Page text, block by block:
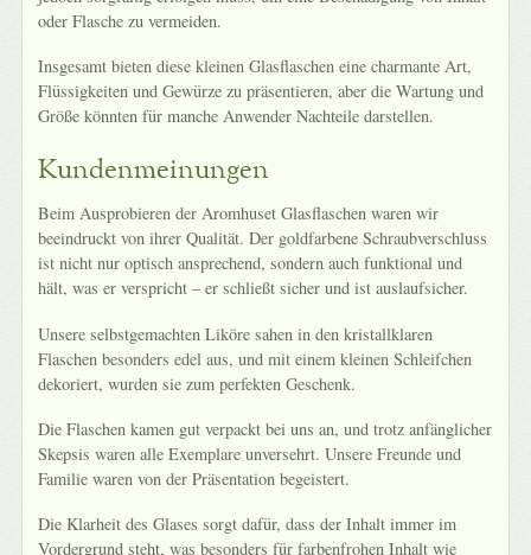
oder Flasche zu vermeiden.
Insgesamt bieten diese kleinen Glasflaschen eine charmante Art,
Flüssigkeiten und Gewürze zu präsentieren, aber die Wartung und
Größe könnten für manche Anwender Nachteile darstellen.
Kundenmeinungen
Beim Ausprobieren der Aromhuset Glasflaschen waren wir
beeindruckt von ihrer Qualität. Der goldfarbene Schraubverschluss
ist nicht nur optisch ansprechend, sondern auch funktional und
hält, was er verspricht – er schließt sicher und ist auslaufsicher.
Unsere selbstgemachten Liköre sahen in den kristallklaren
Flaschen besonders edel aus, und mit einem kleinen Schleifchen
dekoriert, wurden sie zum perfekten Geschenk.
Die Flaschen kamen gut verpackt bei uns an, und trotz anfänglicher
Skepsis waren alle Exemplare unversehrt. Unsere Freunde und
Familie waren von der Präsentation begeistert.
Die Klarheit des Glases sorgt dafür, dass der Inhalt immer im
Vordergrund steht, was besonders für farbenfrohen Inhalt wie